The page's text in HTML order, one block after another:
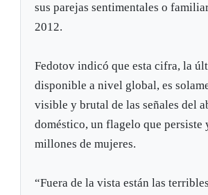
sus parejas sentimentales o
2012.
Fedotov indicó que esta cifra, la
disponible a nivel global, es
visible y brutal de las señales del
doméstico, un flagelo que persiste
millones de mujeres.
“Fuera de la vista están las